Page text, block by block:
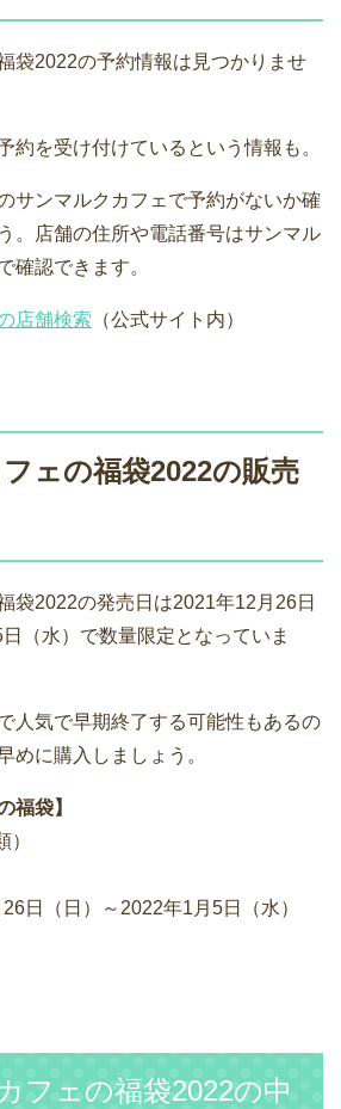
袋2022の予約情報は見つかりませ
約を受け付けているという情報も。
サンマルクカフェで予約がないか確
。店舗の住所や電話番号はサンマル
確認できます。
店舗検索 （公式サイト内）
ェの福袋2022の販売
袋2022の発売日は2021年12月26日
日（水）で数量限定となっていま
人気で早期終了する可能性もあるの
めに購入しましょう。
福袋】
日（日）～2022年1月5日（水）
フェの福袋2022の中